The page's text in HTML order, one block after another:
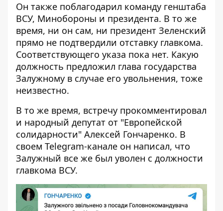
Он также поблагодарил команду генштаба
ВСУ, Минобороны и президента. В то же
время, ни он сам, ни президент Зеленский
прямо не подтвердили отставку главкома.
Соответствующего указа пока нет. Какую
должность предложил глава государства
Залужному в случае его увольнения, тоже
неизвестно.
В то же время, встречу прокомментировал
и народный депутат от "Европейской
солидарности" Алексей Гончаренко. В
своем Telegram-канале он написал, что
Залужный все же был уволен с должности
главкома ВСУ.